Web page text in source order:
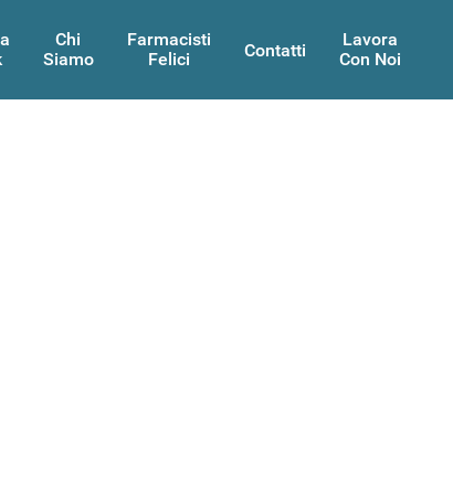
Chi
Siamo
Farmacisti
Felici
Contatti
Lavora
Con Noi